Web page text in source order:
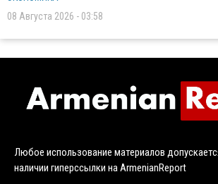
08 Августа 2026 - 03:58
Любое использование материалов
наличии гиперссылки на ArmenianReport